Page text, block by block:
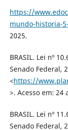
https://
mundo-historia-
2025.
BRASIL. Lei nº
Senado Federal,
<https://
>. Acesso em: 24
BRASIL. Lei nº
Senado Federal,